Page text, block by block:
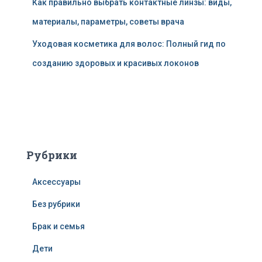
Как правильно выбрать контактные линзы: виды,
материалы, параметры, советы врача
Уходовая косметика для волос: Полный гид по
созданию здоровых и красивых локонов
Рубрики
Аксессуары
Без рубрики
Брак и семья
Дети